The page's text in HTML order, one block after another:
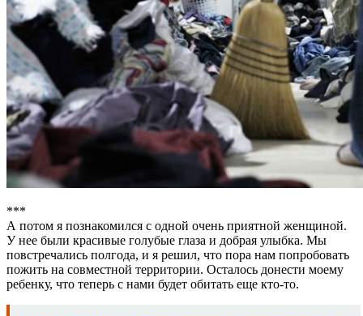
***
А потом я познакомился с одной очень приятной женщиной.
У нее были красивые голубые глаза и добрая улыбка. Мы
повстречались полгода, и я решил, что пора нам попробовать
пожить на совместной территории. Осталось донести моему
ребенку, что теперь с нами будет обитать еще кто-то.